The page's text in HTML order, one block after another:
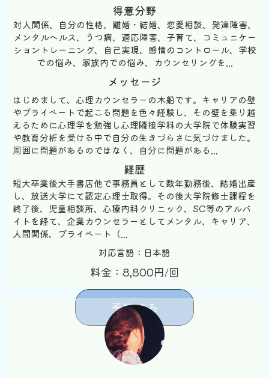
得意分野
対人関係、自分の性格、離婚・結婚、恋愛相談、発達障害、
メンタルヘルス、うつ病、適応障害、子育て、コミュニケー
ショントレーニング、自己実現、感情のコントロール、学校
での悩み、家族内での悩み、カウンセリングを...
メッセージ
はじめまして、心理カウンセラーの木船です。キャリアの壁
やプライベートで起こる問題を色々経験し、その壁を乗り越
えるために心理学を勉強し心理隣接学科の大学院で体験実習
や教育分析を受ける中で自分の生きづらさに気づけました。
周囲に問題があるのではなく、自分に問題がある...
経歴
短大卒業後大手書店他で事務員として数年勤務後、結婚出産
し、放送大学にて認定心理士取得。その後大学院修士課程を
終了後、児童相談所、心療内科クリニック、SC等のアルバ
イトを経て、企業カウンセラーとしてメンタル、キャリア、
人間関係、プライベート（...
対応言語：日本語
料金：8,800円/回
予約する